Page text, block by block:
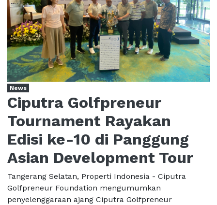
News
Ciputra Golfpreneur
Tournament Rayakan
Edisi ke-10 di Panggung
Asian Development Tour
Tangerang Selatan, Properti Indonesia - Ciputra
Golfpreneur Foundation mengumumkan
penyelenggaraan ajang Ciputra Golfpreneur